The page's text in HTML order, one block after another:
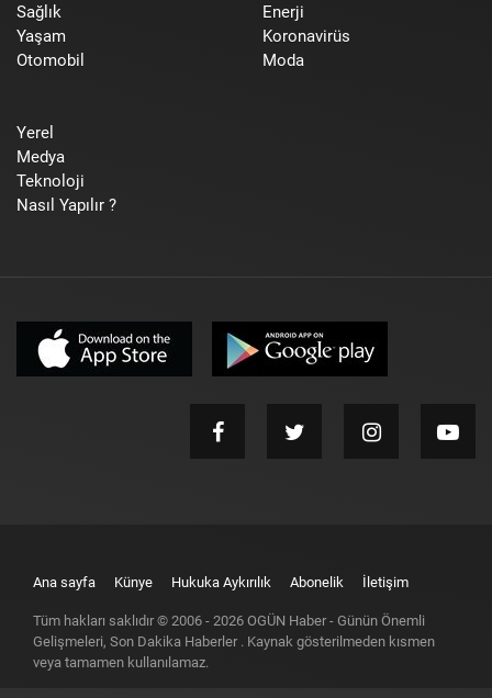
Sağlık
Yaşam
Otomobil
Enerji
Koronavirüs
Moda
Yerel
Medya
Teknoloji
Nasıl Yapılır ?
Ana sayfa Künye Hukuka Aykırılık Abonelik İletişim
Tüm hakları saklıdır © 2006 - 2026 OGÜN Haber - Günün Önemli
Gelişmeleri, Son Dakika Haberler . Kaynak gösterilmeden kısmen
veya tamamen kullanılamaz.